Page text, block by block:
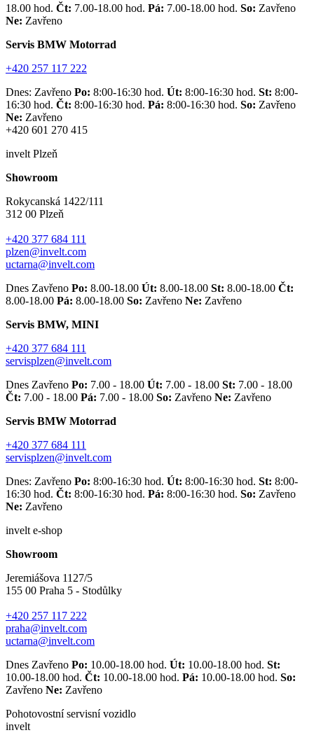
18.00 hod. Čt: 7.00-18.00 hod. Pá: 7.00-18.00 hod. So: Zavřeno
Ne: Zavřeno
Servis BMW Motorrad
+420 257 117 222
Dnes: Zavřeno Po: 8:00-16:30 hod. Út: 8:00-16:30 hod. St: 8:00-
16:30 hod. Čt: 8:00-16:30 hod. Pá: 8:00-16:30 hod. So: Zavřeno
Ne: Zavřeno
+420 601 270 415
invelt Plzeň
Showroom
Rokycanská 1422/111
312 00 Plzeň
+420 377 684 111
plzen@invelt.com
uctarna@invelt.com
Dnes Zavřeno Po: 8.00-18.00 Út: 8.00-18.00 St: 8.00-18.00 Čt:
8.00-18.00 Pá: 8.00-18.00 So: Zavřeno Ne: Zavřeno
Servis BMW, MINI
+420 377 684 111
servisplzen@invelt.com
Dnes Zavřeno Po: 7.00 - 18.00 Út: 7.00 - 18.00 St: 7.00 - 18.00
Čt: 7.00 - 18.00 Pá: 7.00 - 18.00 So: Zavřeno Ne: Zavřeno
Servis BMW Motorrad
+420 377 684 111
servisplzen@invelt.com
Dnes: Zavřeno Po: 8:00-16:30 hod. Út: 8:00-16:30 hod. St: 8:00-
16:30 hod. Čt: 8:00-16:30 hod. Pá: 8:00-16:30 hod. So: Zavřeno
Ne: Zavřeno
invelt e-shop
Showroom
Jeremiášova 1127/5
155 00 Praha 5 - Stodůlky
+420 257 117 222
praha@invelt.com
uctarna@invelt.com
Dnes Zavřeno Po: 10.00-18.00 hod. Út: 10.00-18.00 hod. St:
10.00-18.00 hod. Čt: 10.00-18.00 hod. Pá: 10.00-18.00 hod. So:
Zavřeno Ne: Zavřeno
Pohotovostní servisní vozidlo
invelt